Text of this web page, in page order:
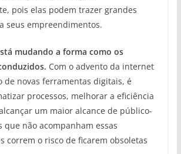
pois elas podem trazer grandes
seus empreendimentos.
mudando a forma como os
Com o advento da internet
de novas ferramentas digitais, é
processos, melhorar a eficiência
um maior alcance de público-
que não acompanham essas
correm o risco de ficarem obsoletas